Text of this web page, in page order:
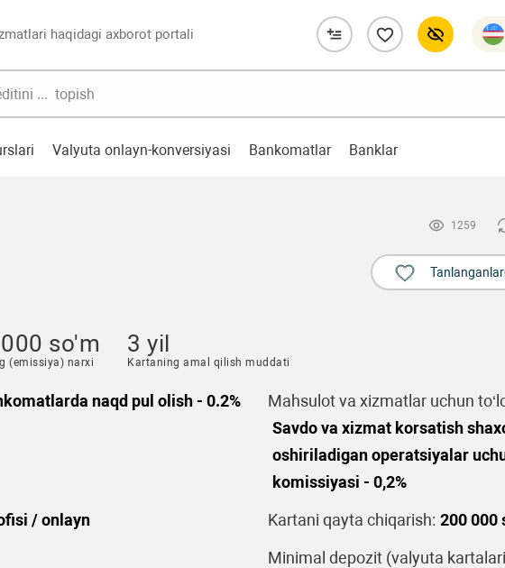
haqidagi axborot portali
Valyuta onlayn-konversiyasi Bankomatlar Banklar
1259
so'm
(emissiya) narxi
3 yil
Kartaning amal qilish muddati
naqd pul olish - 0.2%
Mahsulot va xizmatlar uchun
Savdo va xizmat korsatish
oshiriladigan operatsiyalar
komissiyasi - 0,2%
/ onlayn Kartani qayta chiqarish: 200 000
Minimal depozit (valyuta